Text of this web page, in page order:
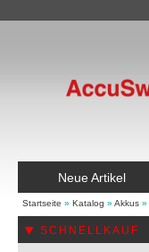
Neue Artikel
Startseite » Katalog » Akkus »
SCHNELLKAUF